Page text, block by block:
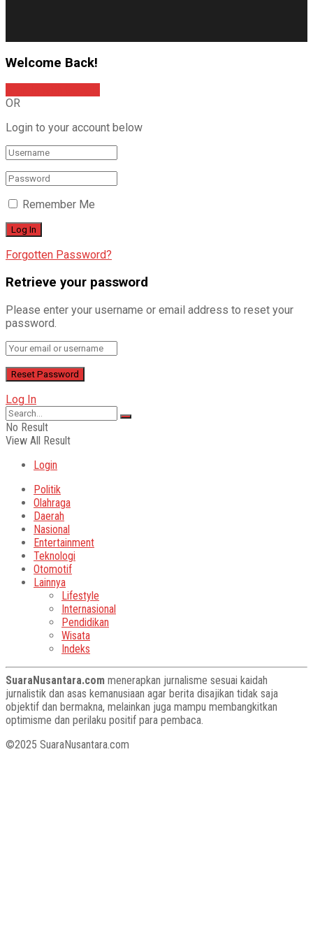
Welcome Back!
OR
Login to your account below
Remember Me
Forgotten Password?
Retrieve your password
Please enter your username or email address to reset your
password.
Log In
No Result
View All Result
Login
Politik
Olahraga
Daerah
Nasional
Entertainment
Teknologi
Otomotif
Lainnya
Lifestyle
Internasional
Pendidikan
Wisata
Indeks
SuaraNusantara.com menerapkan jurnalisme sesuai kaidah
jurnalistik dan asas kemanusiaan agar berita disajikan tidak saja
objektif dan bermakna, melainkan juga mampu membangkitkan
optimisme dan perilaku positif para pembaca.
©2025 SuaraNusantara.com